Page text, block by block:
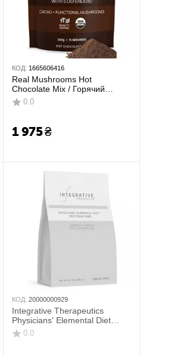
КОД: 1665606416
Real Mushrooms Hot
Chocolate Mix / Горячий
шоколадный микс с грибами
240 г
0.0
1 975₴
КОД: 20000000929
Integrative Therapeutics
Physicians' Elemental Diet
Dextrose Free /
Функціональне харчування
0.0